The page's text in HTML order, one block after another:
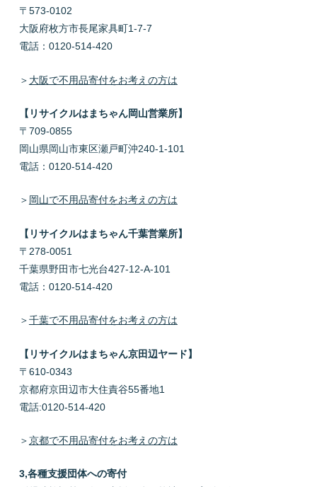
〒573-0102
大阪府枚方市長尾家具町1-7-7
電話：0120-514-420
＞ 大阪で不用品寄付をお考えの方は
【リサイクルはまちゃん岡山営業所】
〒709-0855
岡山県岡山市東区瀬戸町沖240-1-101
電話：0120-514-420
＞ 岡山で不用品寄付をお考えの方は
【リサイクルはまちゃん千葉営業所】
〒278-0051
千葉県野田市七光台427-12-A-101
電話：0120-514-420
＞千葉で不用品寄付をお考えの方は
【リサイクルはまちゃん京田辺ヤード】
〒610-0343
京都府京田辺市大住責谷55番地1
電話:0120-514-420
＞京都で不用品寄付をお考えの方は
3,各種支援団体への寄付